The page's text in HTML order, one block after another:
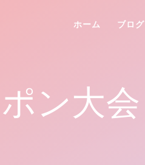
ホーム ブログ
ン大会